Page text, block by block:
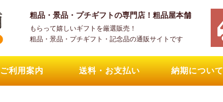
粗品・景品・プチギフトの専門店！粗品屋本舗
もらって嬉しいギフトを厳選販売！
粗品・景品・プチギフト・記念品の通販サイトです
ご利用案内 送料・お支払い 納期について